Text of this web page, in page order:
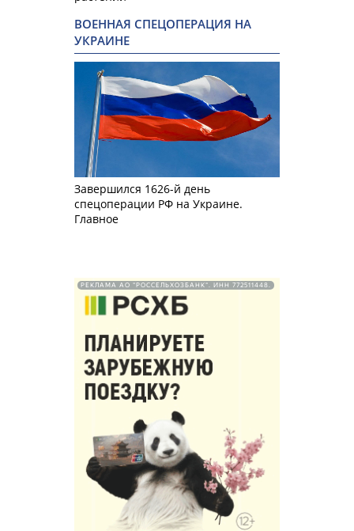
ВОЕННАЯ СПЕЦОПЕРАЦИЯ НА
УКРАИНЕ
Завершился 1626-й день
спецоперации РФ на Украине.
Главное
РЕКЛАМА АО "РОССЕЛЬХОЗБАНК". ИНН 772511448.